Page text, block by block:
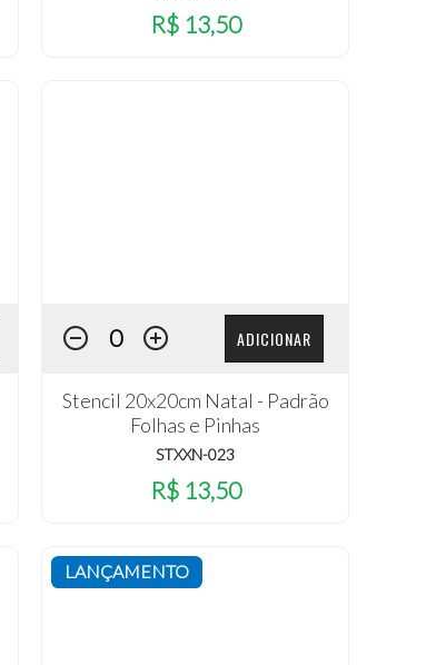
R$ 13,50
ADICIONAR
Stencil 20x20cm Natal - Padrão
Folhas e Pinhas
STXXN-023
R$ 13,50
LANÇAMENTO